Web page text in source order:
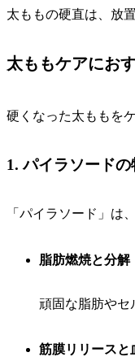
太ももの硬直は、放
太ももケアにお
硬くなった太ももを
1. パイラソードの
「パイラソード」は
脂肪燃焼と分解
頑固な脂肪やセ
筋膜リリースと